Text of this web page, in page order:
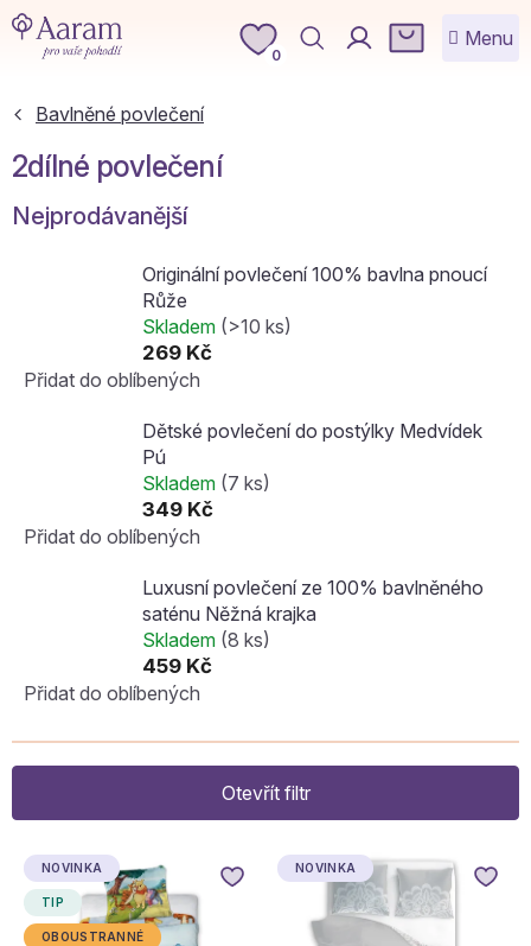
Přejít
na
obsah
0
NÁKUPNÍ
KOŠÍK
Bavlněné povlečení
2dílné povlečení
Nejprodávanější
Originální povlečení 100% bavlna pnoucí
Růže
Skladem (>10 ks)
269 Kč
Přidat do oblíbených
Dětské povlečení do postýlky Medvídek
Pú
Skladem (7 ks)
349 Kč
Přidat do oblíbených
Luxusní povlečení ze 100% bavlněného
saténu Něžná krajka
Skladem (8 ks)
459 Kč
Přidat do oblíbených
Otevřít filtr
V
p
NOVINKA
TIP
OBOUSTRANNÉ
NOVINKA